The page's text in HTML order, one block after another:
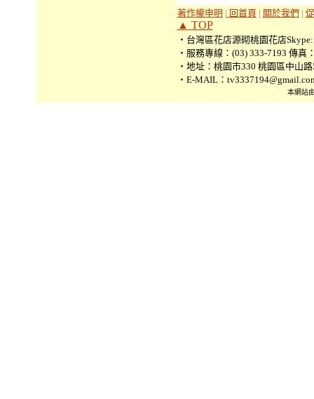
著作權申明 | 回首頁 | 關於我們 |
▲ TOP
‧台灣區花店源砌桃園花店Skype:
‧服務專線：(03) 333-7193 傳真
‧地址：桃園市330 桃園區中山路
‧E-MAIL：
本網站